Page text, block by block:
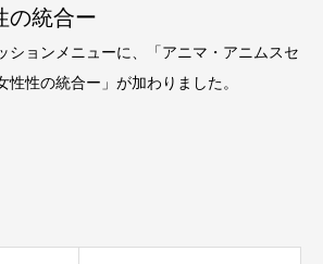
の統合ー
ションメニューに、「アニマ・アニムスセ
性の統合ー」が加わりました。